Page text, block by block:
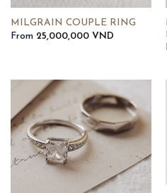
MILGRAIN COUPLE RING
From 25,000,000 VND